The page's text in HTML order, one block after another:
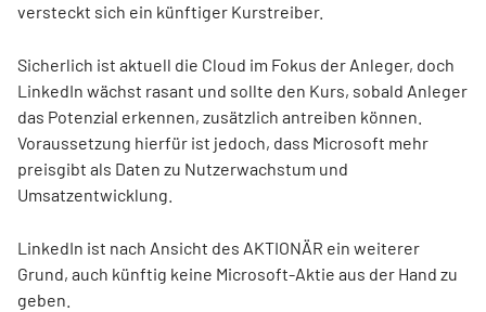
versteckt sich ein künftiger Kurstreiber.
Sicherlich ist aktuell die Cloud im Fokus der Anleger, doch
LinkedIn wächst rasant und sollte den Kurs, sobald Anleger
das Potenzial erkennen, zusätzlich antreiben können.
Voraussetzung hierfür ist jedoch, dass Microsoft mehr
preisgibt als Daten zu Nutzerwachstum und
Umsatzentwicklung.
LinkedIn ist nach Ansicht des AKTIONÄR ein weiterer
Grund, auch künftig keine Microsoft-Aktie aus der Hand zu
geben.